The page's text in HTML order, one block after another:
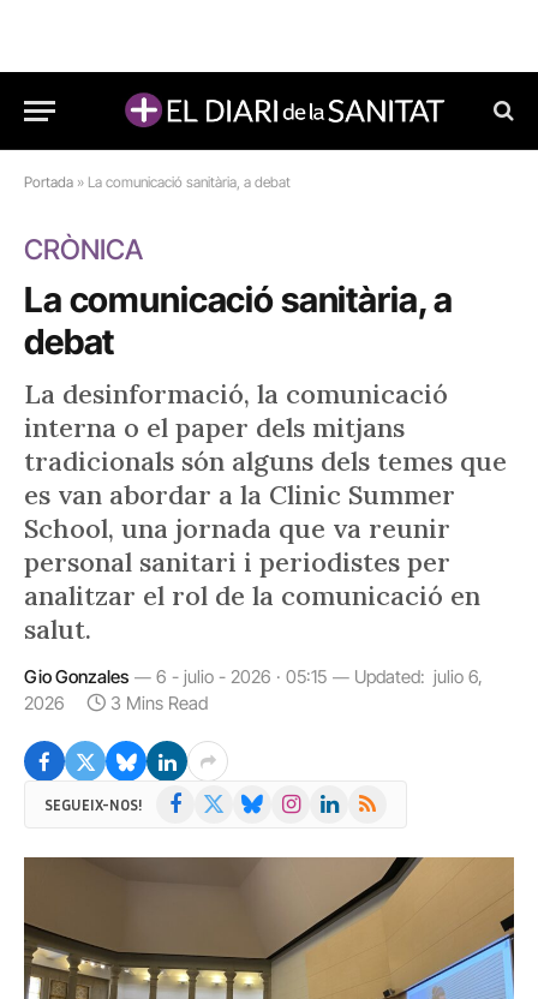
Portada » La comunicació sanitària, a debat
CRÒNICA
La comunicació sanitària, a
debat
La desinformació, la comunicació
interna o el paper dels mitjans
tradicionals són alguns dels temes que
es van abordar a la Clinic Summer
School, una jornada que va reunir
personal sanitari i periodistes per
analitzar el rol de la comunicació en
salut.
Gio Gonzales 6 - julio - 2026 · 05:15 Updated: julio 6,
2026
3 Mins Read
SEGUEIX-NOS! Facebook BlueskyInstagramLinkedIn
RSS